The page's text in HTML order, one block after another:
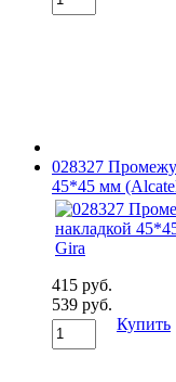
028327
45*45 мм
415 руб.
539 руб.
Купить